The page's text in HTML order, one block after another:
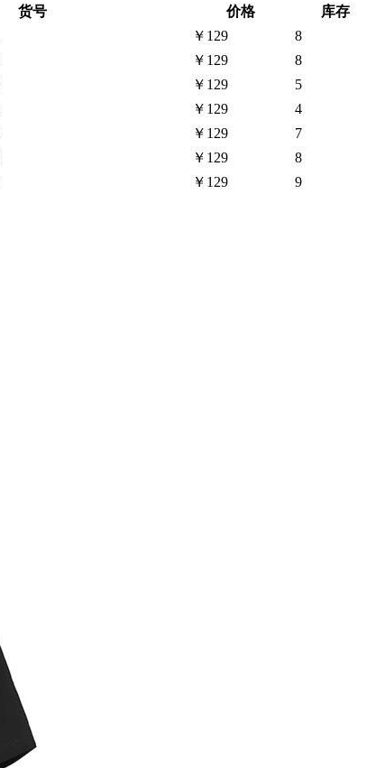
货号 价格
库存
￥129
8
￥129
8
￥129
5
￥129
4
￥129
7
￥129
8
￥129 9